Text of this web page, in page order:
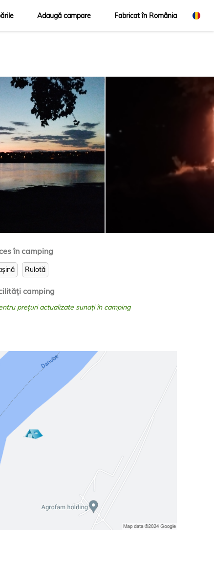
Adaugă campare Fabricat în România
în camping
Rulotă
camping
prețuri actualizate sunați în camping